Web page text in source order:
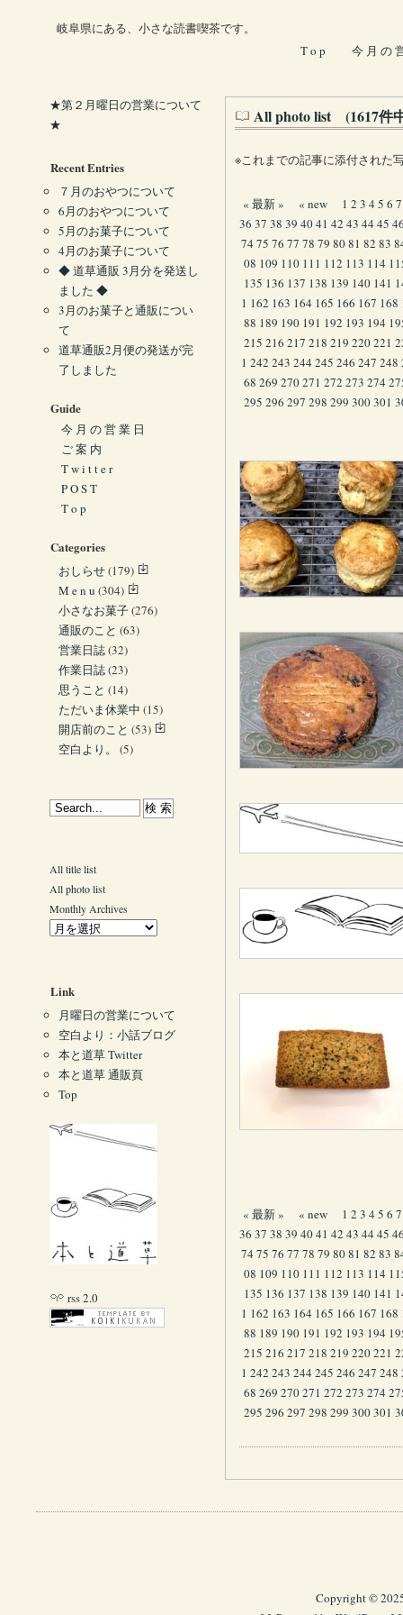
岐阜県にある、小さな読書喫茶です。
T o p
今 月 の
All photo list (1617件
※これまでの記事に添付された
« 最新 » « new 1 2 3 4 5 6 7
36 37 38 39 4041 42 43 44 45
74 75 76 77 78 79 8081 82 83
08 109 110 111 112 113 114
135 136 137 138 139 140 141
1 162 163 164 165 166 167 168
88 189 190 191 192 193 194
215 216 217 218 219 220221
1 242 243 244 245 246 247 248
68 269 270271 272 273 274
295 296 297 298 299 300301
« 最新 » « new 1 2 3 4 5 6 7
36 37 38 39 4041 42 43 44 45
74 75 76 77 78 79 8081 82 83
08 109 110 111 112 113 114
135 136 137 138 139 140 141
1 162 163 164 165 166 167 168
88 189 190 191 192 193 194
215 216 217 218 219 220221
1 242 243 244 245 246 247 248
68 269 270271 272 273 274
295 296 297 298 299 300301
★第２月曜日の営業について
★
Recent Entries
７月のおやつについて
6月のおやつについて
5月のお菓子について
4月のお菓子について
◆ 道草通販 3月分を発送し
ました ◆
3月のお菓子と通販につい
て
道草通販2月便の発送が完
了しました
Guide
今 月 の 営 業 日
ご 案 内
T w i t t e r
P O S T
T o p
Categories
おしらせ(179)
M e n u (304)
小さなお菓子(276)
通販のこと (63)
営業日誌(32)
作業日誌(23)
思うこと (14)
ただいま休業中 (15)
開店前のこと (53)
空白より。
(5)
All title list
All photo list
Monthly Archives
Link
月曜日の営業について
空白より：小話ブログ
本と道草 Twitter
本と道草 通販頁
Top
rss 2.0
Copyright ©